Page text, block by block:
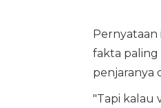
fakta paling
penjaranya
"Tapi kalau